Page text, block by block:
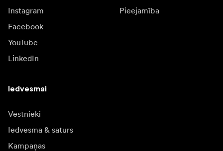
Instagram
Facebook
YouTube
LinkedIn
Pieejamība
Iedvesmai
Vēstnieki
Iedvesma & saturs
Kampaņas